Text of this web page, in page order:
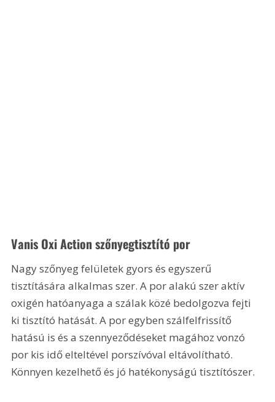
Vanis Oxi Action szőnyegtisztító por
Nagy szőnyeg felületek gyors és egyszerű
tisztítására alkalmas szer. A por alakú szer aktív
oxigén hatóanyaga a szálak közé bedolgozva fejti
ki tisztító hatását. A por egyben szálfelfrissítő
hatású is és a szennyeződéseket magához vonzó
por kis idő elteltével porszívóval eltávolítható.
Könnyen kezelhető és jó hatékonyságú tisztítószer.